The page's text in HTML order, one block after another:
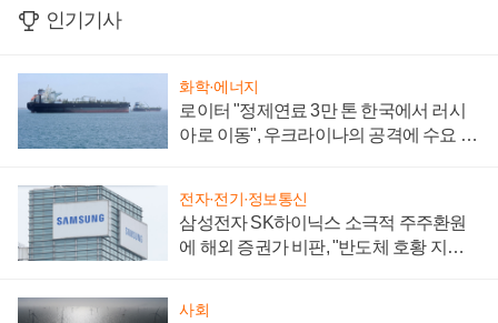
인기기사
화학·에너지
로이터 "정제연료 3만 톤 한국에서 러시
아로 이동", 우크라이나의 공격에 수요 늘
전자·전기·정보통신
삼성전자 SK하이닉스 소극적 주주환원
에 해외 증권가 비판, "반도체 호황 지속
사회